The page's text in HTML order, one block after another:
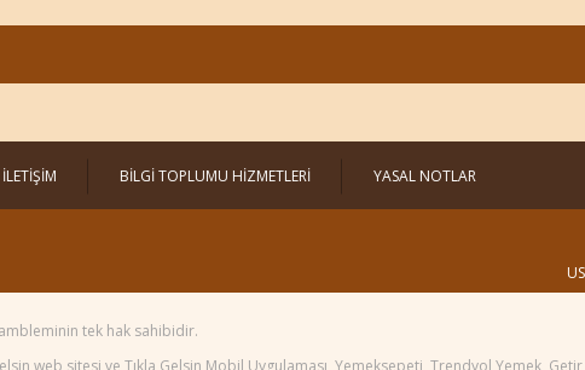
İLETİŞİM BİLGİ TOPLUMU HİZMETLERİ YASAL NOTLAR
tek hak sahibidir.